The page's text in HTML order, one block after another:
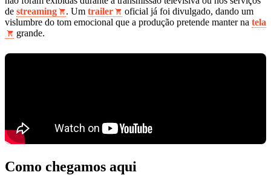
de streaming . Um trailer
oficial já foi divulgado, dando um
vislumbre do tom emocional que a produção pretende manter na tela
grande.
Como chegamos aqui